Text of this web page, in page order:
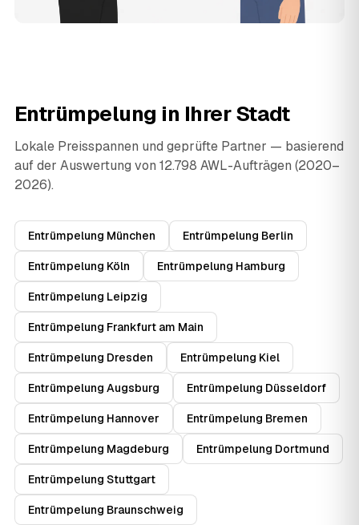
Entrümpelung in Ihrer Stadt
Lokale Preisspannen und geprüfte Partner — basierend
auf der Auswertung von 12.798 AWL-Aufträgen (2020–
2026).
Entrümpelung München Entrümpelung Berlin
Entrümpelung Köln Entrümpelung Hamburg
Entrümpelung Leipzig
Entrümpelung Frankfurt am Main
Entrümpelung Dresden Entrümpelung Kiel
Entrümpelung Augsburg Entrümpelung Düsseldorf
Entrümpelung Hannover Entrümpelung Bremen
Entrümpelung Magdeburg Entrümpelung Dortmund
Entrümpelung Stuttgart
Entrümpelung Braunschweig